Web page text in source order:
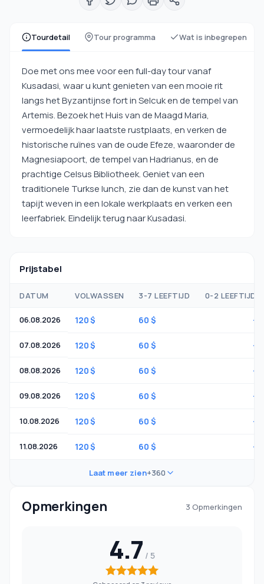
Tourdetail Tour programma Wat is inbegrepen
Doe met ons mee voor een full-day tour vanaf
Kusadasi, waar u kunt genieten van een mooie rit
langs het Byzantijnse fort in Selcuk en de tempel van
Artemis. Bezoek het Huis van de Maagd Maria,
vermoedelijk haar laatste rustplaats, en verken de
historische ruïnes van de oude Efeze, waaronder de
Magnesiapoort, de tempel van Hadrianus, en de
prachtige Celsus Bibliotheek. Geniet van een
traditionele Turkse lunch, zie dan de kunst van het
tapijt weven in een lokale werkplaats en verken een
leerfabriek. Eindelijk terug naar Kusadasi.
Prijstabel
DATUM VOLWASSEN 3-7 LEEFTIJD 0-2 LEEFTIJD
06.08.2026 120 $ 60 $ -
07.08.2026 120 $ 60 $ -
08.08.2026 120 $ 60 $ -
09.08.2026 120 $ 60 $ -
10.08.2026 120 $ 60 $ -
11.08.2026 120 $ 60 $ -
Laat meer zien+360
Opmerkingen 3 Opmerkingen
4.7